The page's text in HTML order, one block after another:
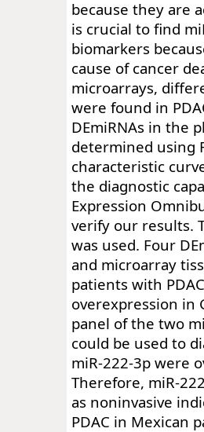
because they are
is crucial to find
biomarkers
cause of cancer
microarrays,
were found in
DEmiRNAs in the
determined using
characteristic
the diagnostic
Expression
verify our results.
was used. Four
and microarray
patients with
overexpression in
panel of the two
could be used to
miR-222-3p were
Therefore, miR-
as noninvasive
PDAC in Mexican